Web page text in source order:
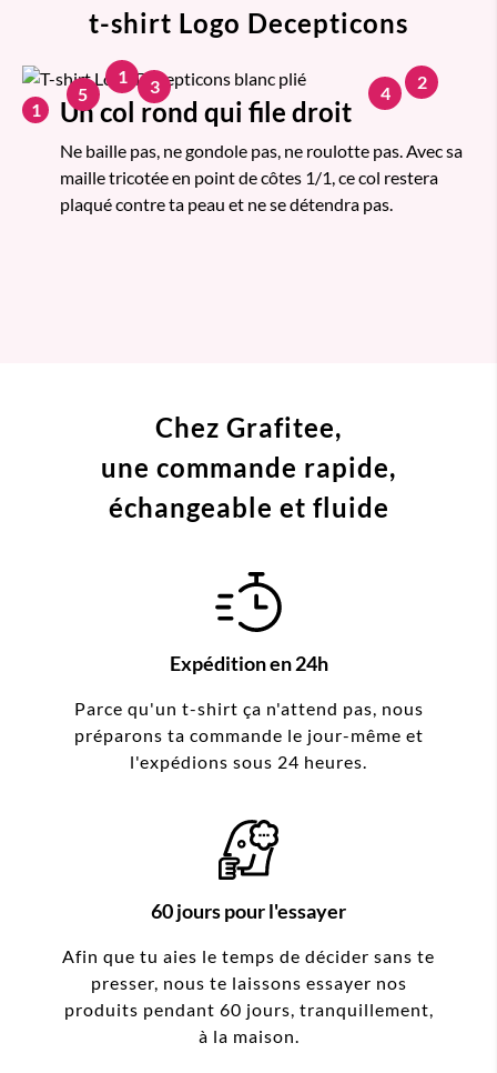
t-shirt Logo Decepticons
1 Un col rond qui file droit
Ne baille pas, ne gondole pas, ne roulotte pas. Avec sa
maille tricotée en point de côtes 1/1, ce col restera
plaqué contre ta peau et ne se détendra pas.
1 2
3 4
5
Chez Grafitee,
une commande rapide,
échangeable et fluide
Expédition en 24h
Parce qu'un t-shirt ça n'attend pas, nous
préparons ta commande le jour-même et
l'expédions sous 24 heures.
60 jours pour l'essayer
Afin que tu aies le temps de décider sans te
presser, nous te laissons essayer nos
produits pendant 60 jours, tranquillement,
à la maison.